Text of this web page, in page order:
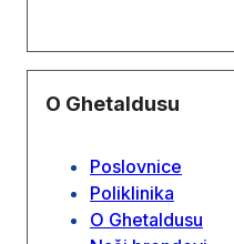
O Ghetaldusu
Poslovnice
Poliklinika
O Ghetaldusu